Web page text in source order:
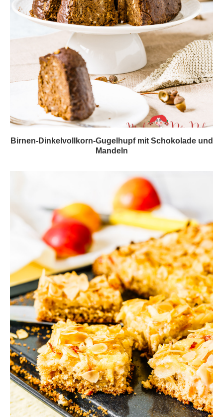
Birnen-Dinkelvollkorn-Gugelhupf mit Schokolade und
Mandeln